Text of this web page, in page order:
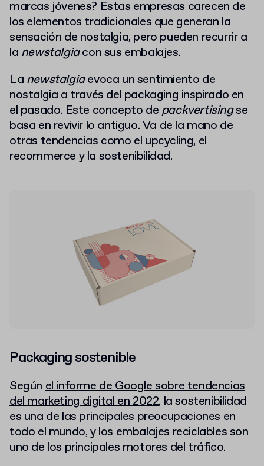
marcas jóvenes? Estas empresas carecen de
los elementos tradicionales que generan la
sensación de nostalgia, pero pueden recurrir a
la newstalgiacon sus embalajes.
La newstalgiaevoca un sentimiento de
nostalgia a través del packaging inspirado en
el pasado. Este concepto de packvertisingse
basa en revivir lo antiguo. Va de la mano de
otras tendencias como el upcycling, el
recommerce y la sostenibilidad.
Packaging sostenible
Segúnel informe de Google sobre tendencias
del marketing digital en 2022, la sostenibilidad
es una de las principales preocupaciones en
todo el mundo, y los embalajes reciclables son
uno de los principales motores del tráfico.